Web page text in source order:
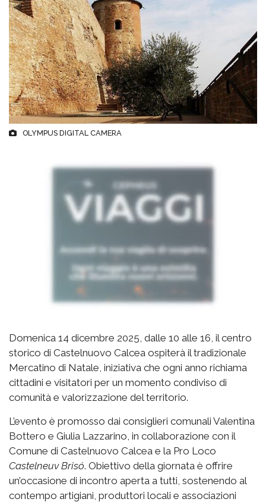
OLYMPUS DIGITAL CAMERA
Domenica 14 dicembre 2025, dalle 10 alle 16, il centro
storico di Castelnuovo Calcea ospiterà il tradizionale
Mercatino di Natale, iniziativa che ogni anno richiama
cittadini e visitatori per un momento condiviso di
comunità e valorizzazione del territorio.
L’evento è promosso dai consiglieri comunali Valentina
Bottero e Giulia Lazzarino, in collaborazione con il
Comune di Castelnuovo Calcea e la Pro Loco
Castelneuv Brisó. Obiettivo della giornata è offrire
un’occasione di incontro aperta a tutti, sostenendo al
contempo artigiani, produttori locali e associazioni